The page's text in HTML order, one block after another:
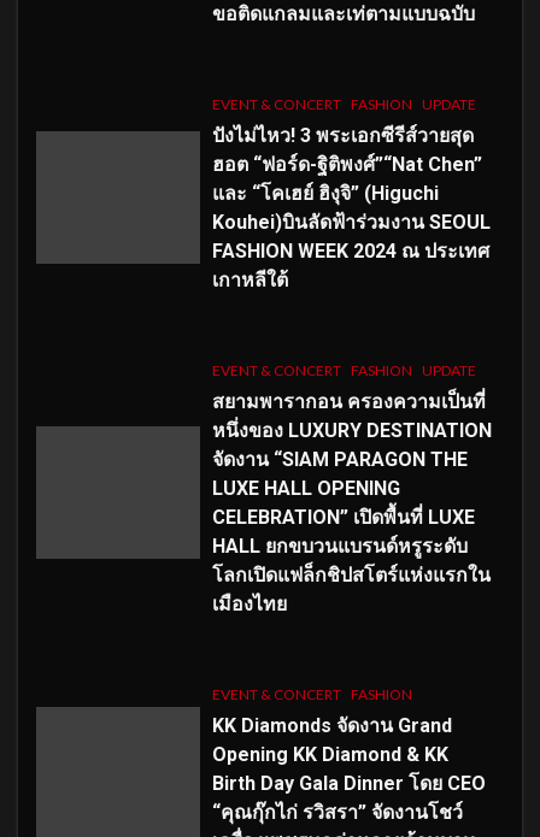
ขอติดแกลมและเท่ตามแบบฉบับ
EVENT & CONCERT FASHION UPDATE
ปังไม่ไหว! 3 พระเอกซีรีส์วายสุด
ฮอต “ฟอร์ด-ฐิติพงศ์”“Nat Chen”
และ “โคเฮย์ ฮิงุจิ” (Higuchi
Kouhei)บินลัดฟ้าร่วมงาน SEOUL
FASHION WEEK 2024 ณ ประเทศ
เกาหลีใต้
EVENT & CONCERT FASHION UPDATE
สยามพารากอน ครองความเป็นที่
หนึ่งของ LUXURY DESTINATION
จัดงาน “SIAM PARAGON THE
LUXE HALL OPENING
CELEBRATION” เปิดพื้นที่ LUXE
HALL ยกขบวนแบรนด์หรูระดับ
โลกเปิดแฟล็กชิปสโตร์แห่งแรกใน
เมืองไทย
EVENT & CONCERT FASHION
KK Diamonds จัดงาน Grand
Opening KK Diamond & KK
Birth Day Gala Dinner โดย CEO
“คุณกุ๊กไก่ รวิสรา” จัดงานโชว์